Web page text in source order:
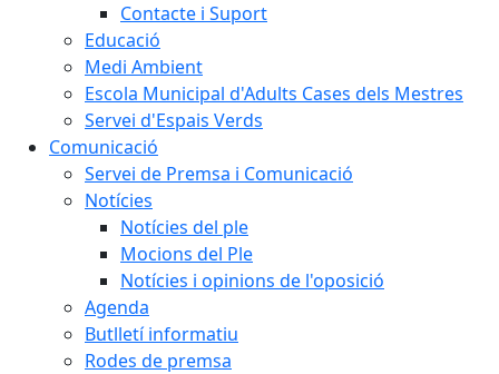
Contacte i Suport
Educació
Medi Ambient
Escola Municipal d'Adults Cases dels Mestres
Servei d'Espais Verds
Comunicació
Servei de Premsa i Comunicació
Notícies
Notícies del ple
Mocions del Ple
Notícies i opinions de l'oposició
Agenda
Butlletí informatiu
Rodes de premsa